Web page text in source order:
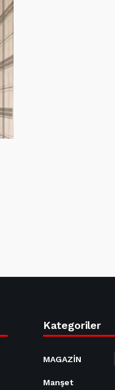
Kategoriler
MAGAZİN
Manşet